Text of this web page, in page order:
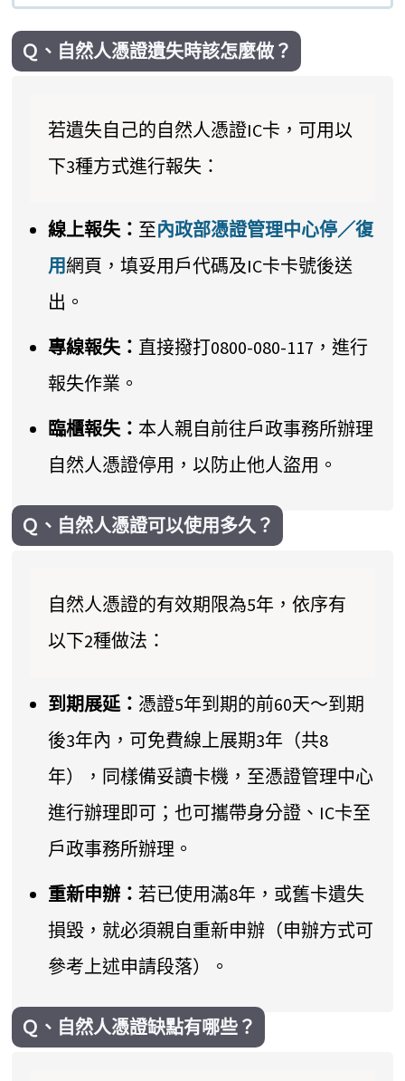
Ｑ、自然人憑證遺失時該怎麼做？
若遺失自己的自然人憑證IC卡，可用以
下3種方式進行報失：
線上報失： 至內政部憑證管理中心停／復
用網頁，填妥用戶代碼及IC卡卡號後送
出。
專線報失： 直接撥打0800-080-117，進行
報失作業。
臨櫃報失： 本人親自前往戶政事務所辦理
自然人憑證停用，以防止他人盜用。
Ｑ、自然人憑證可以使用多久？
自然人憑證的有效期限為5年，依序有
以下2種做法：
到期展延： 憑證5年到期的前60天～到期
後3年內，可免費線上展期3年（共8
年），同樣備妥讀卡機，至憑證管理中心
進行辦理即可；也可攜帶身分證、IC卡至
戶政事務所辦理。
重新申辦：若已使用滿8年，或舊卡遺失
損毀，就必須親自重新申辦（申辦方式可
參考上述申請段落）。
Ｑ、自然人憑證缺點有哪些？